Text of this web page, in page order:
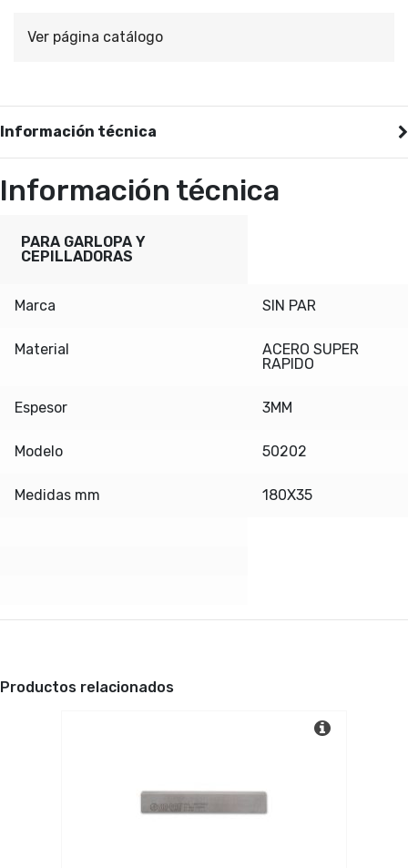
Ver página catálogo
Información técnica
Información técnica
PARA GARLOPA Y
CEPILLADORAS
Marca SIN PAR
Material
ACERO SUPER
RAPIDO
Espesor 3MM
Modelo 50202
Medidas mm 180X35
Productos relacionados